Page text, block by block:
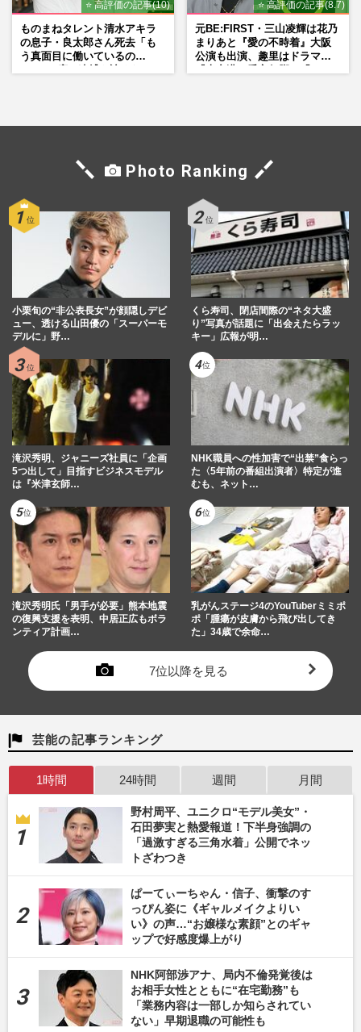
⭐ 高評価の記事(10)
ものまねタレント清水アキラ
の息子・良太郎さん死去「も
う真面目に働いているの
⭐ 高評価の記事(8.7)
元BE:FIRST・三山凌輝は花乃
まりあと『愛の不時着』大阪
公演も出演、趣里はドラマ
Photo Ranking
小栗旬の“非公表長女”が顔隠しデビ
ュー、透ける山田優の「スーパーモ
デルに」野…
くら寿司、閉店間際の“ネタ大盛
り”写真が話題に「出会えたらラッ
キー」広報が明…
滝沢秀明、ジャニーズ社員に「企画
5つ出して」目指すビジネスモデル
は『米津玄師…
NHK職員への性加害で“出禁”食らっ
た〈5年前の番組出演者〉特定が進
むも、ネット…
滝沢秀明氏「男手が必要」熊本地震
の復興支援を表明、中居正広もボラ
ンティア計画…
乳がんステージ4のYouTuberミミポ
ポ「腫瘍が皮膚から飛び出してき
た」34歳で余命…
7位以降を見る
芸能の記事ランキング
1時間 24時間 週間 月間
野村周平、ユニクロ“モデル美女”・
石田夢実と熱愛報道！下半身強調の
「過激すぎる三角水着」公開でネッ
トざわつき
ぱーてぃーちゃん・信子、衝撃のす
っぴん姿に《ギャルメイクよりい
い》の声…“お嬢様な素顔”とのギャ
ップで好感度爆上がり
NHK阿部渉アナ、局内不倫発覚後は
お相手女性とともに“在宅勤務”も
「業務内容は一部しか知らされてい
ない」早期退職の可能性も